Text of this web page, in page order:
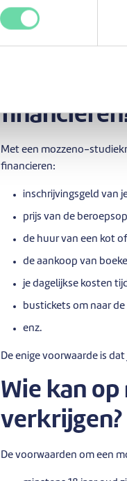
Wat kan
Met een mozzeno-
financieren:
inschrijvingsgeld van
prijs van de
de huur van een kot
de aankoop van
je dagelijkse kosten
bustickets om naar de
enz.
De enige voorwaarde is
Wie kan
verkrijgen?
De voorwaarden om een